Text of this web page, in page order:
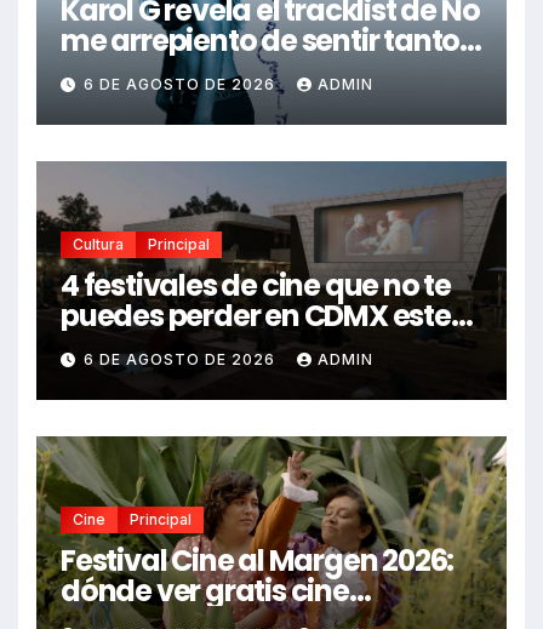
Karol G revela el tracklist de No
me arrepiento de sentir tanto:
Drake, Bruno Mars y más
estrellas se suman al álbum
6 DE AGOSTO DE 2026 ADMIN
Cultura Principal
4 festivales de cine que no te
puedes perder en CDMX este
2026
6 DE AGOSTO DE 2026 ADMIN
Cine Principal
Festival Cine al Margen 2026:
dónde ver gratis cine